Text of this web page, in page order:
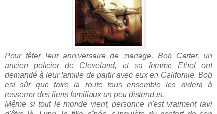
Pour fêter leur anniversaire de mariage, Bob Carter, un
ancien policier de Cleveland, et sa femme Ethel ont
demandé à leur famille de partir avec eux en Californie. Bob
est sûr que faire la route tous ensemble les aidera à
resserrer des liens familiaux un peu distendus.
Même si tout le monde vient, personne n'est vraiment ravi